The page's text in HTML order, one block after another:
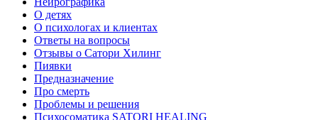
О детях
О психологах и клиентах
Ответы на вопросы
Отзывы о Сатори Хилинг
Пиявки
Предназначение
Про смерть
Проблемы и решения
Психосоматика SATORI HEALING